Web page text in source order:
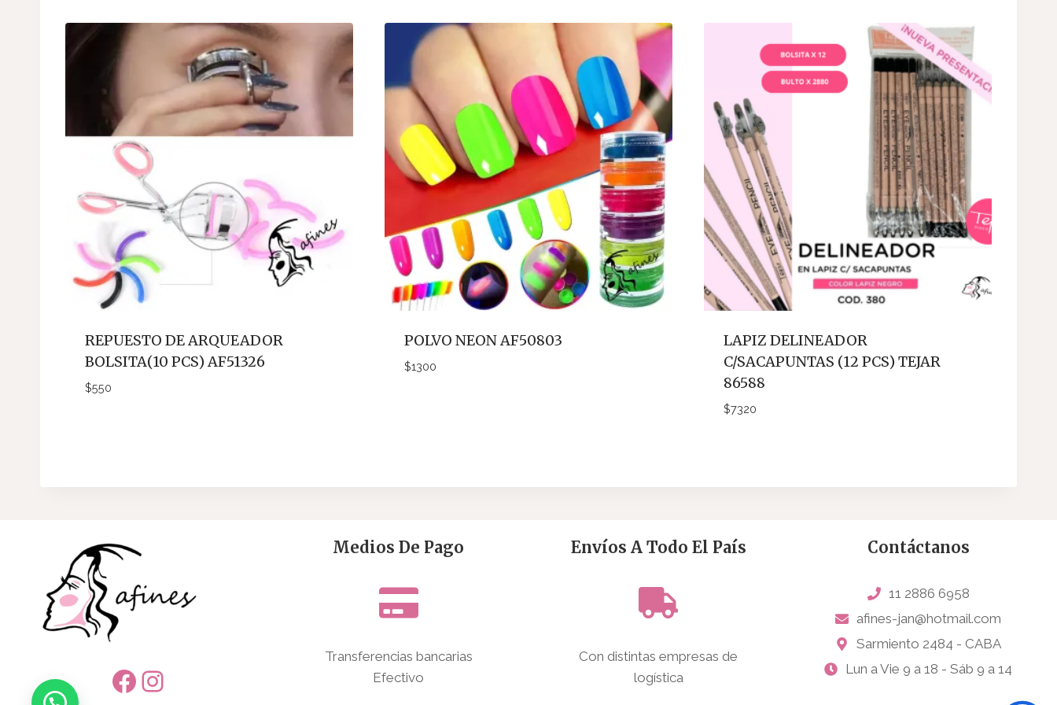
REPUESTO DE ARQUEADOR
BOLSITA(10 PCS) AF51326
$550
POLVO NEON AF50803
$1300
LAPIZ DELINEADOR
C/SACAPUNTAS (12 PCS) TEJAR
86588
$7320
Facebook
Instagram
Medios De Pago
Transferencias bancarias
Efectivo
Envíos A Todo El País
Con distintas empresas de
logística
Contáctanos
11 2886 6958
afines-jan@hotmail.com
Sarmiento 2484 - CABA
Lun a Vie 9 a 18 - Sáb 9 a 14